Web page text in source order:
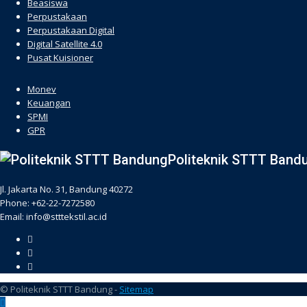
Beasiswa
Perpustakaan
Perpustakaan Digital
Digital Satellite 4.0
Pusat Kuisioner
Monev
Keuangan
SPMI
GPR
Politeknik STTT
Jl. Jakarta No. 31, Bandung 40272
Phone: +62-22-7272580
Email: info@stttekstil.ac.id
© Politeknik STTT Bandung - Sitemap